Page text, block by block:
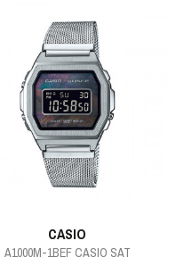
CASIO
A1000M-1BEF CASIO SAT